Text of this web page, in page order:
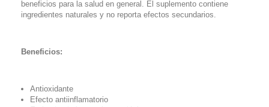
beneficios para la salud en general. El suplemento contiene
ingredientes naturales y no reporta efectos secundarios.
Beneficios:
Antioxidante
Efecto antiinflamatorio